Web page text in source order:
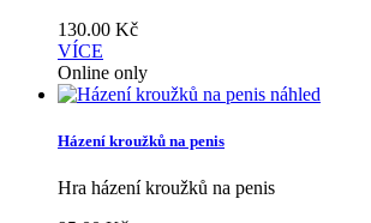
130.00 Kč
VÍCE
Online only
náhled
Házení kroužků na penis
Hra házení kroužků na penis